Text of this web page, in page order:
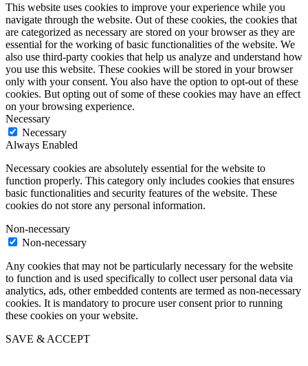
This website uses cookies to improve your experience while you
navigate through the website. Out of these cookies, the cookies that
are categorized as necessary are stored on your browser as they are
essential for the working of basic functionalities of the website. We
also use third-party cookies that help us analyze and understand how
you use this website. These cookies will be stored in your browser
only with your consent. You also have the option to opt-out of these
cookies. But opting out of some of these cookies may have an effect
on your browsing experience.
Necessary
Necessary
Always Enabled
Necessary cookies are absolutely essential for the website to
function properly. This category only includes cookies that ensures
basic functionalities and security features of the website. These
cookies do not store any personal information.
Non-necessary
Non-necessary
Any cookies that may not be particularly necessary for the website
to function and is used specifically to collect user personal data via
analytics, ads, other embedded contents are termed as non-necessary
cookies. It is mandatory to procure user consent prior to running
these cookies on your website.
SAVE & ACCEPT